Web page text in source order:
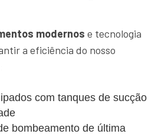
modernos e tecnologia
a eficiência do nosso
com tanques de sucção
bombeamento de última